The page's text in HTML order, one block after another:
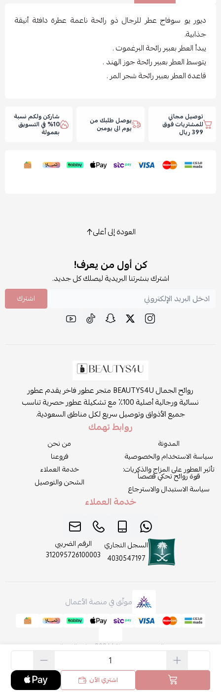
اشتري الآن
ديور يو سوفاج عطر للرجال ذو رائحة ناعمة عطرة دافئة أنيقة
جذابية.
يبدأ العطر بعبير رائحة البرغموت .
يتوسط العطر بعبير رائحة جوز الهند .
قاعدة العطر بعبير رائحة شجر المر .
توصيل مجاني
للمشتريات فوق
399 ريال
يوصل طلبك من
يوم الى يومين
شاركن ولكم نسبة
10% في التسويق
بعمولة
العودة إلى أعلى
كن أول من يعرف!
اشترك بنشرتنا البريدية ليصلك كل جديد.
اشترك
روائح الجمال BEAUTYS4U متجر عطور فاخر يقدم عطور
نسائية ورجالية أصلية 100٪ مع تشكيلة عطور حصرية تناسب
جميع الأذواق وتوصيل سريع لكل مناطق السعودية.
روابط تهمك
المدونة
سياسة الاستخدام والخصوصية
تأثير العطور على المزاج والذكريات:
قوة روائح تحكي قصصاً
سياسة الاستبدال والاسترجاع
من نحن
فروعنا
خدمة العملاء
الشحن والتوصيل
خدمة العملاء
السجل التجاري
4030547197
الرقم الضريبي
312095726100003
موثّق في منصة الأعمال
الحقوق محفوظة | 2026 روائح الجمال